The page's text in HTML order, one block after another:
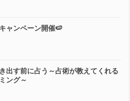
ャンペーン開催🍉
出す前に占う～占術が教えてくれる
ング～